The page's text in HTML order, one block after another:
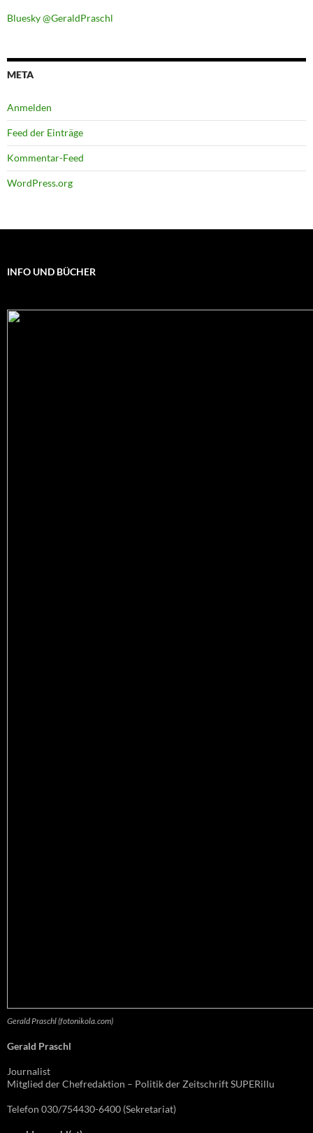
Bluesky @GeraldPraschl
META
Anmelden
Feed der Einträge
Kommentar-Feed
WordPress.org
INFO UND BÜCHER
Gerald Praschl (fotonikola.com)
Gerald Praschl
Journalist
Mitglied der Chefredaktion – Politik der Zeitschrift SUPERillu
Telefon 030/754430-6400 (Sekretariat)